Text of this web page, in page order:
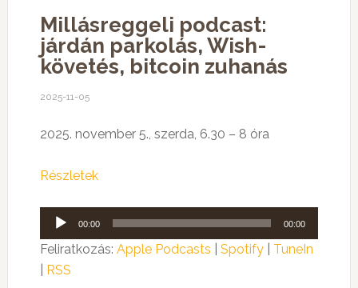
Millásreggeli podcast:
járdán parkolás, Wish-
követés, bitcoin zuhanás
2025-11-05
2025. november 5., szerda, 6.30 – 8 óra
Részletek
Audió
lejátszó
00:00 00:00
Feliratkozás: Apple Podcasts Spotify| TuneIn
RSS